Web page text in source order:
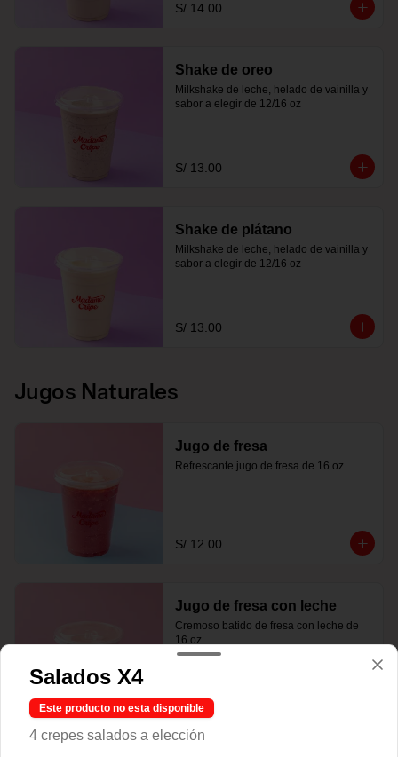
S/ 14.00
Shake de oreo
Milkshake de leche, helado de vainilla y
sabor a elegir de 12/16 oz
S/ 13.00
Shake de plátano
Milkshake de leche, helado de vainilla y
sabor a elegir de 12/16 oz
S/ 13.00
Jugos Naturales
Jugo de fresa
Refrescante jugo de fresa de 16 oz
S/ 12.00
Jugo de fresa con leche
Cremoso batido de fresa con leche de
16 oz
S/ 13.00
Salados X4
Este producto no esta disponible
4 crepes salados a elección